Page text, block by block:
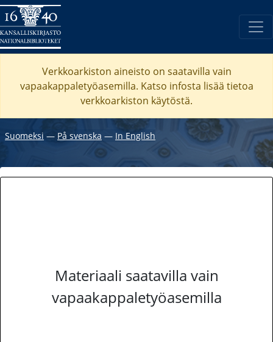
Verkkoarkiston aineisto on saatavilla vain
vapaakappaletyöasemilla. Katso infosta lisää tietoa
verkkoarkiston käytöstä.
Suomeksi ― På svenska ― In English
Materiaali saatavilla vain
vapaakappaletyöasemilla